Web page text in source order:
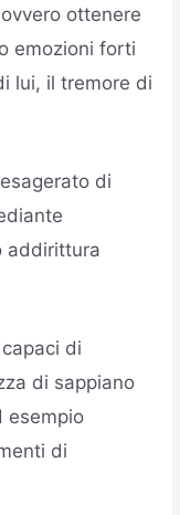
ottenere
emozioni forti
lui, il tremore di
di
addirittura
di
di sappiano
esempio
di